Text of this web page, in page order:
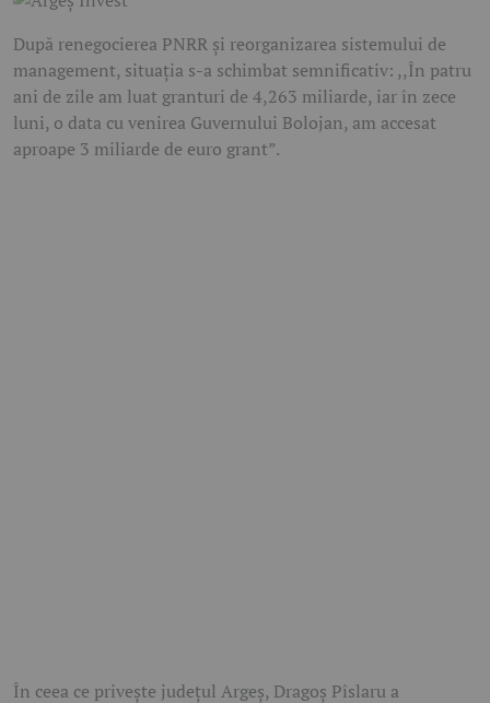
După renegocierea PNRR și reorganizarea sistemului de
management, situația s-a schimbat semnificativ: ,,În patru
ani de zile am luat granturi de 4,263 miliarde, iar în zece
luni, o data cu venirea Guvernului Bolojan, am accesat
aproape 3 miliarde de euro grant”.
În ceea ce privește județul Argeș, Dragoș Pîslaru a